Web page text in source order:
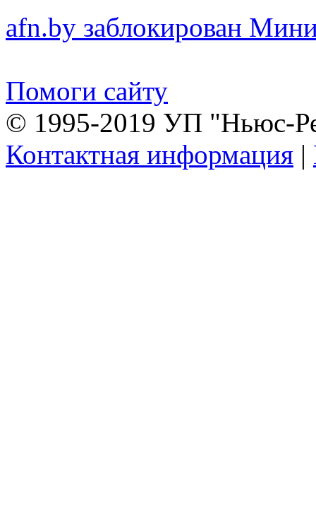
afn.by заблокирован
Помоги сайту
© 1995-2019 УП "Ньюс-
Контактная информация |